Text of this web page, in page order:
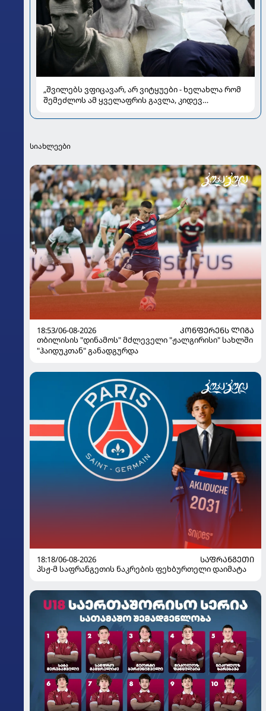
„შვილებს ვფიცავარ, არ ვიტყუები - ხელახლა რომ
შემეძლოს ამ ყველაფრის გავლა, კიდევ
და კარიერულ გარდატეხაზე
სიახლეები
18:53/06-08-2026
ᲙᲝᲜᲤᲔᲠᲔᲜᲡ ᲚᲘᲒᲐ
თბილისის "დინამოს" მძლეველი "ჟალგირისი" სახლში
"ჰაიდუკთან" განადგურდა
18:18/06-08-2026
ᲡᲐᲤᲠᲐᲜᲒᲔᲗᲘ
პსჟ-მ საფრანგეთის ნაკრების ფეხბურთელი დაიმატა